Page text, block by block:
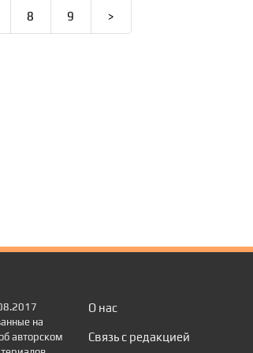
8 9 >
на
авторском
О нас
Связь с редакцией